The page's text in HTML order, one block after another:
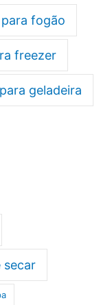
fogão
freezer
geladeira
secar